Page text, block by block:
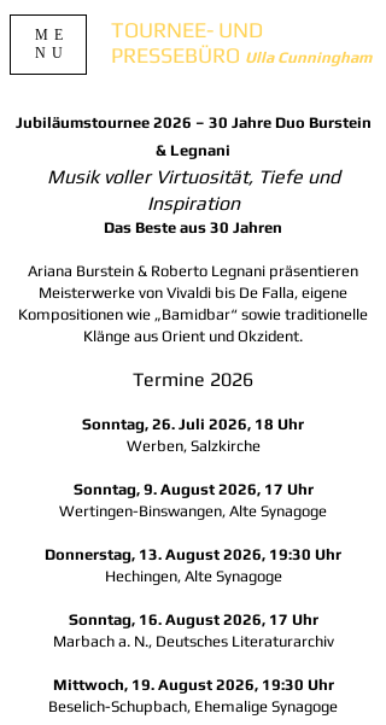
TOURNEE- UND
PRESSEBÜRO Ulla Cunningham
ME
NU
Jubiläumstournee 2026 – 30 Jahre Duo Burstein
& Legnani
Musik voller Virtuosität, Tiefe und
Inspiration
Das Beste aus 30 Jahren
Ariana Burstein & Roberto Legnani präsentieren
Meisterwerke von Vivaldi bis De Falla, eigene
Kompositionen wie „Bamidbar“ sowie traditionelle
Klänge aus Orient und Okzident.
Termine 2026
Sonntag, 26. Juli 2026, 18 Uhr
Werben, Salzkirche
Sonntag, 9. August 2026, 17 Uhr
Wertingen-Binswangen, Alte Synagoge
Donnerstag, 13. August 2026, 19:30 Uhr
Hechingen, Alte Synagoge
Sonntag, 16. August 2026, 17 Uhr
Marbach a. N., Deutsches Literaturarchiv
Mittwoch, 19. August 2026, 19:30 Uhr
Beselich-Schupbach, Ehemalige Synagoge